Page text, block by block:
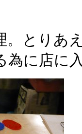
。とりあ
為に店に